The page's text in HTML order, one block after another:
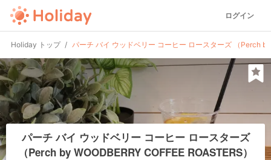
ログイン
Holiday トップ パーチ バイ ウッドベリー コーヒー ロースターズ （Perch
パーチ バイ ウッドベリー コーヒー ロースターズ
（Perch by WOODBERRY COFFEE ROASTERS）